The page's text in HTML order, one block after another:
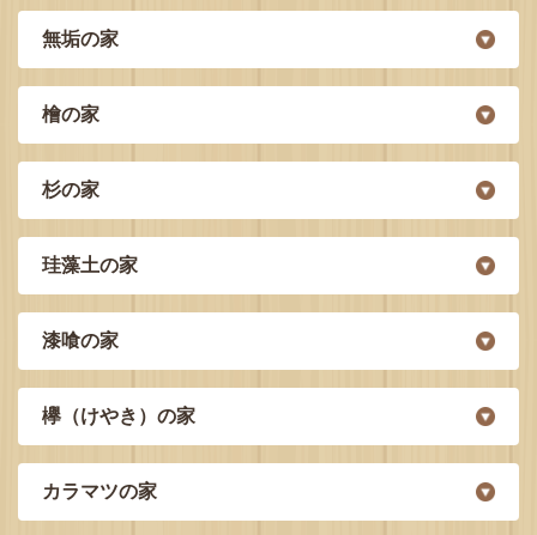
無垢の家
檜の家
杉の家
珪藻土の家
漆喰の家
欅（けやき）の家
カラマツの家